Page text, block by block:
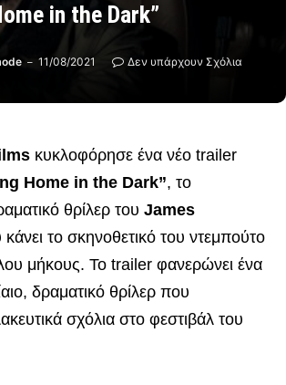
in the Dark”
11/08/2021 Δεν υπάρχουν Σχόλια
κυκλοφόρησε ένα νέο trailer
Home in the Dark”, το
θρίλερ του James
το σκηνοθετικό του ντεμπούτο
μήκους. Το trailer φανερώνει ένα
δραματικό θρίλερ που
σχόλια στο φεστιβάλ του